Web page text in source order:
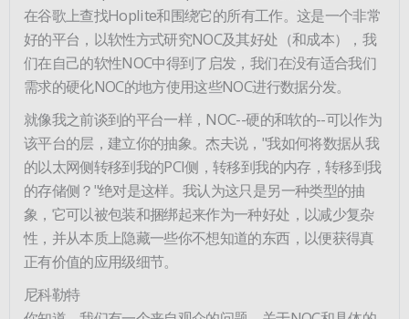
在谷歌上查找Hoplite和围绕它的所有工作。这是一个非常
好的平台，以软性方式研究NOC及其好处（和成本），我
们在自己的软性NOC中得到了启发，我们在没有适合我们
需求的硬化NOC的地方使用这些NOC进行数据分发。
就像我之前谈到的平台一样，NOC--硬的和软的--可以作为
该平台的层，建立你的抽象。杰夫说，"我如何将数据从我
的以太网侧转移到我的PCI侧，转移到我的内存，转移到我
的存储侧？"绝对是这样。我认为这只是另一种类型的抽
象，它可以被包装和捆绑起来作为一种好处，以减少复杂
性，并从本质上隐藏一些你不想知道的东西，以便获得真
正有价值的应用级细节。
尼科勒特